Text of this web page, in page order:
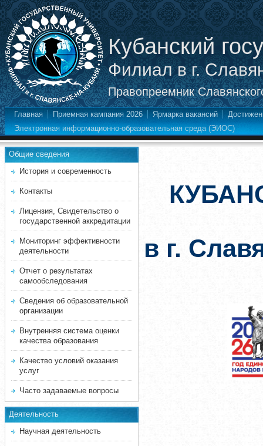
Кубанский
Филиал в г.
Правопреемник
Главная Приемная кампания 2026 Ярмарка вакансий
Электронная информационно-образовательная среда (ЭИОС)
Общие сведения
История и современность
Контакты
Лицензия, Свидетельство о
государственной аккредитации
Мониторинг эффективности
деятельности
Отчет о результатах
самообследования
Сведения об образовательной
организации
Внутренняя система оценки
качества образования
Качество условий оказания
услуг
Часто задаваемые вопросы
Деятельность
Научная деятельность
в г.